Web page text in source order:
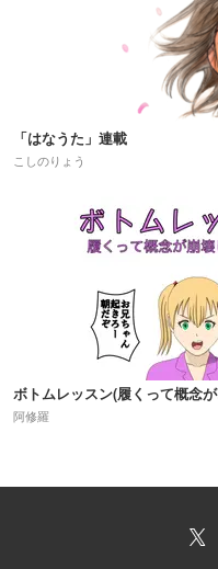
「はなうた」連載
こしのりょう
ボ
阿修羅